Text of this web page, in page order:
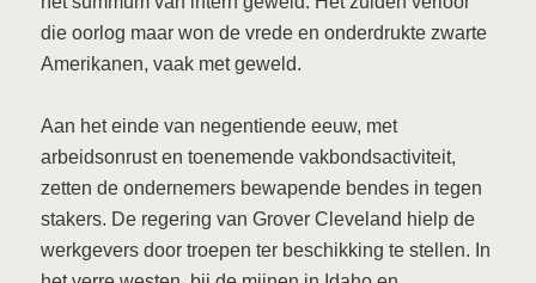
die oorlog maar won de vrede en onderdrukte zwarte
Amerikanen, vaak met geweld.
Aan het einde van negentiende eeuw, met
arbeidsonrust en toenemende vakbondsactiviteit,
zetten de ondernemers bewapende bendes in tegen
stakers. De regering van Grover Cleveland hielp de
werkgevers door troepen ter beschikking te stellen. In